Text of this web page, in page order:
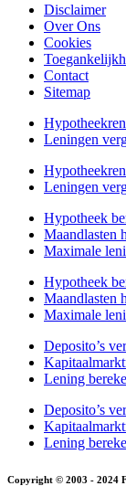
Disclaimer
Over Ons
Cookies
Contact
Sitemap
Leningen
Leningen
Hypotheek
Maandlasten
Maximale
Hypotheek
Maandlasten
Maximale
Deposito’s
Lening
Deposito’s
Lening
Copyright © 2003 - 2024